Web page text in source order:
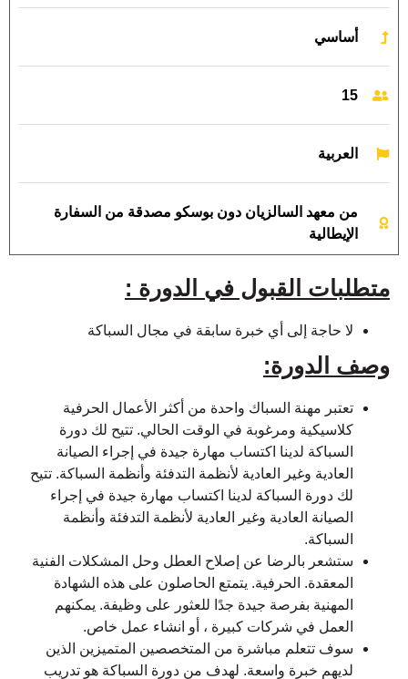
متطلبات القبول في الدورة :
لا حاجة إلى أي خبرة سابقة في مجال السباكة
وصف الدورة:
تعتبر مهنة السباك واحدة من أكثر الأعمال الحرفية
كلاسيكية ومرغوبة في الوقت الحالي. تتيح لك دورة
السباكة لدينا اكتساب مهارة جيدة في إجراء الصيانة
العادية وغير العادية لأنظمة التدفئة وأنظمة السباكة. تتيح
لك دورة السباكة لدينا اكتساب مهارة جيدة في إجراء
الصيانة العادية وغير العادية لأنظمة التدفئة وأنظمة
السباكة.
ستشعر بالرضا عن إصلاح العطل وحل المشكلات الفنية
المعقدة. الحرفية. يتمتع الحاصلون على هذه الشهادة
المهنية بفرصة جيدة جدًا للعثور على وظيفة. يمكنهم
العمل في شركات كبيرة ، أو انشاء عمل خاص.
سوف تتعلم مباشرة من المتخصصين المتميزين الذين
لديهم خبرة واسعة. لهدف من دورة السباكة هو تدريب
أساسي
15
العربية
من معهد السالزيان دون بوسكو مصدقة من السفارة
الإيطالية